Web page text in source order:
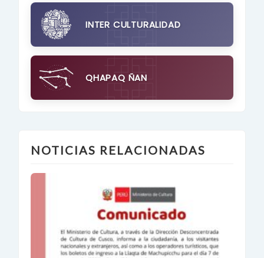
INTER CULTURALIDAD
QHAPAQ ÑAN
NOTICIAS RELACIONADAS